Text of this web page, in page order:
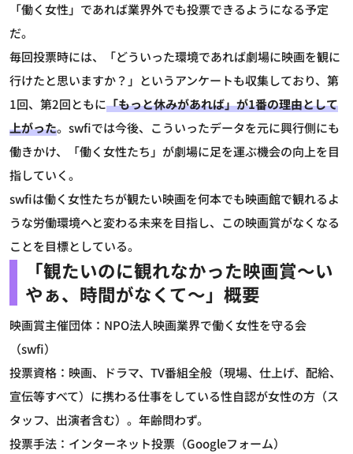
「働く女性」であれば業界外でも投票できるようになる予定
だ。
毎回投票時には、「どういった環境であれば劇場に映画を観に
行けたと思いますか？」というアンケートも収集しており、第
1回、第2回ともに「もっと休みがあれば」が1番の理由として
上がった。swfiでは今後、こういったデータを元に興行側にも
働きかけ、「働く女性たち」が劇場に足を運ぶ機会の向上を目
指していく。
swfiは働く女性たちが観たい映画を何本でも映画館で観れるよ
うな労働環境へと変わる未来を目指し、この映画賞がなくなる
ことを目標としている。
「観たいのに観れなかった映画賞～い
やぁ、時間がなくて～」概要
映画賞主催団体：NPO法人映画業界で働く女性を守る会
（swfi）
投票資格：映画、ドラマ、TV番組全般（現場、仕上げ、配給、
宣伝等すべて）に携わる仕事をしている性自認が女性の方（ス
タッフ、出演者含む）。年齢問わず。
投票手法：インターネット投票（Googleフォーム）